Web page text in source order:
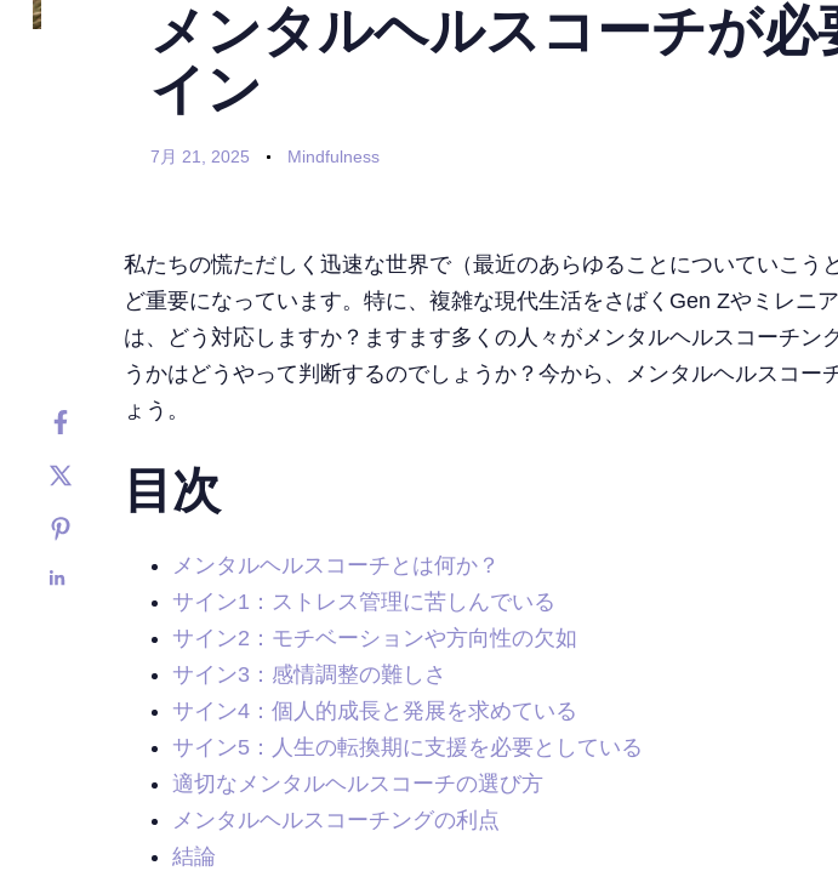
メンタルヘルスコーチが必
イン
7月 21, 2025 Mindfulness
私たちの慌ただしく迅速な世界で（最近のあらゆることについていこ
ど重要になっています。特に、複雑な現代生活をさばくGen Zやミレ
は、どう対応しますか？ますます多くの人々がメンタルヘルスコーチ
うかはどうやって判断するのでしょうか？今から、メンタルヘルスコ
ょう。
目次
メンタルヘルスコーチとは何か？
サイン1：ストレス管理に苦しんでいる
サイン2：モチベーションや方向性の欠如
サイン3：感情調整の難しさ
サイン4：個人的成長と発展を求めている
サイン5：人生の転換期に支援を必要としている
適切なメンタルヘルスコーチの選び方
メンタルヘルスコーチングの利点
結論